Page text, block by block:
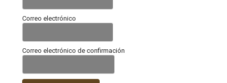
Correo electrónico
Correo electrónico de confirmación